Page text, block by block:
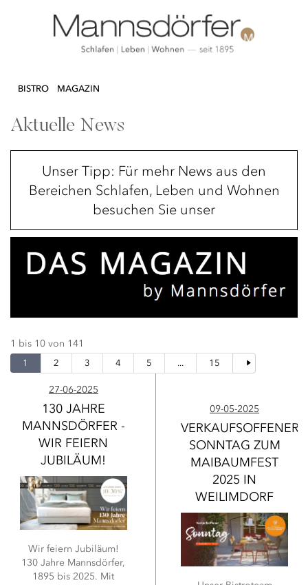
zum
BISTRO MAGAZIN
Aktuelle News
Unser Tipp: Für mehr News aus den
Bereichen Schlafen, Leben und Wohnen
besuchen Sie unser
1 bis 10 von 141
Seite
1 2 3 4 5 ... 15
27-06-2025
130 JAHRE
MANNSDÖRFER -
WIR FEIERN
JUBILÄUM!
Wir feiern Jubiläum!
130 Jahre Mannsdörfer,
1895 bis 2025. Mit
09-05-2025
VERKAUFSOFFENER
SONNTAG ZUM
MAIBAUMFEST
2025 IN
WEILIMDORF